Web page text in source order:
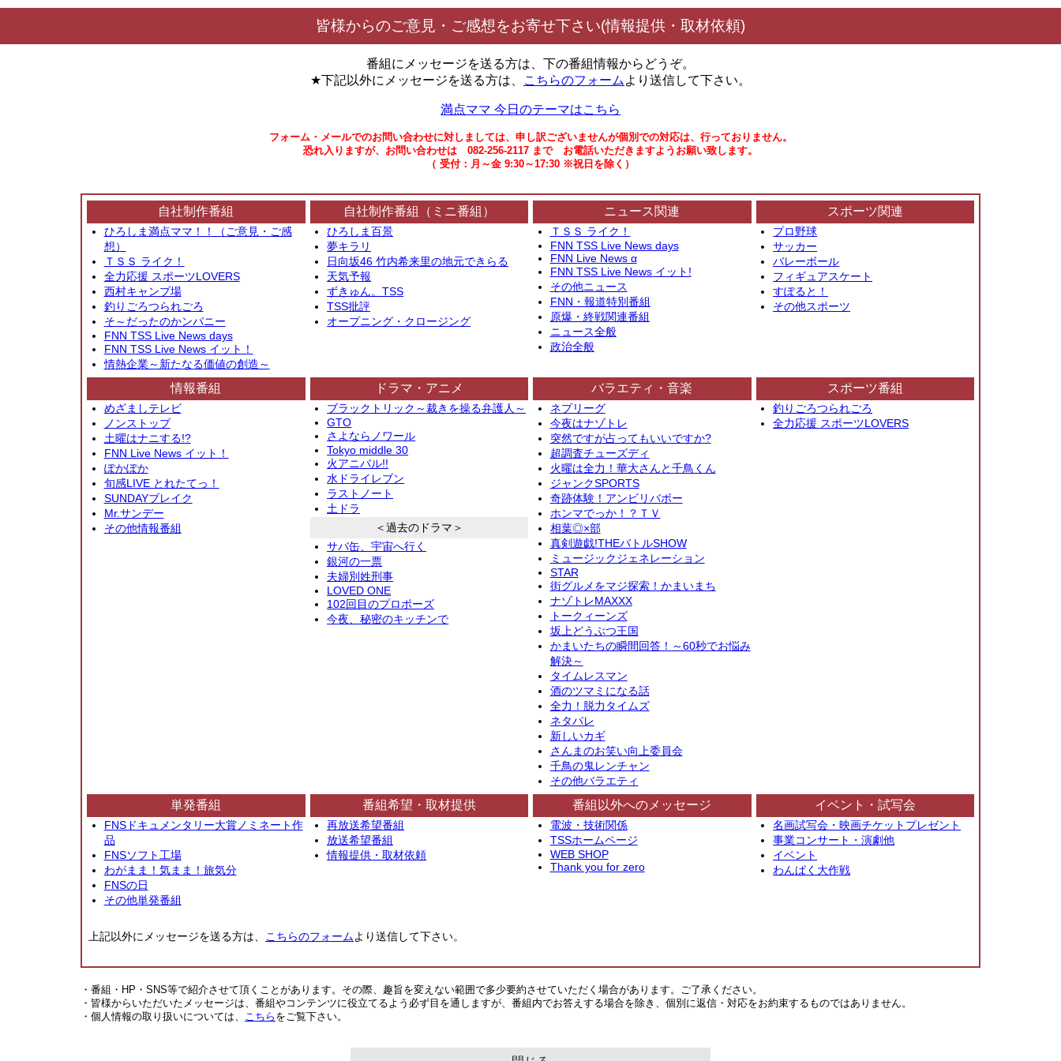
皆様からのご意見・ご感想をお寄せ下さい(情報提供・取材依頼)
番組にメッセージを送る方は、下の番組情報からどうぞ。
★下記以外にメッセージを送る方は、
こちらのフォーム より送信して下さい。
満点ママ 今日のテーマはこちら
フォーム・メールでのお問い合わせに対しましては、申し訳ございませんが個別での対応は、行っておりません。
恐れ入りますが、お問い合わせは 082-256-2117 まで お電話いただきますようお願い致します。
（ 受付：月～金 9:30～17:30 ※祝日を除く）
自社制作番組
ひろしま満点ママ！！（ご意見・ご感
想）
ＴＳＳ ライク！
全力応援 スポーツLOVERS
西村キャンプ場
釣りごろつられごろ
そ～だったのかンパニー
FNN TSS Live News days
FNN TSS Live News イット！
情熱企業～新たなる価値の創造～
自社制作番組（ミニ番組）
ひろしま百景
夢キラリ
日向坂46 竹内希来里の地元できらる
天気予報
ずきゅん。TSS
TSS批評
オープニング・クロージング
ニュース関連
ＴＳＳ ライク！
FNN TSS Live News days
FNN Live News α
FNN TSS Live News イット!
その他ニュース
FNN・報道特別番組
原爆・終戦関連番組
ニュース全般
政治全般
スポーツ関連
プロ野球
サッカー
バレーボール
フィギュアスケート
すぽると！
その他スポーツ
情報番組
めざましテレビ
ノンストップ
土曜はナニする!?
FNN Live News イット！
ぽかぽか
旬感LIVE とれたてっ！
SUNDAYブレイク
Mr.サンデー
その他情報番組
ドラマ・アニメ
ブラックトリック～裁きを操る弁護人～
GTO
さよならノワール
Tokyo middle 30
火アニバル!!
水ドライレブン
ラストノート
土ドラ
＜過去のドラマ＞
サバ缶、宇宙へ行く
銀河の一票
夫婦別姓刑事
LOVED ONE
102回目のプロポーズ
今夜、秘密のキッチンで
バラエティ・音楽
ネプリーグ
今夜はナゾトレ
突然ですが占ってもいいですか?
超調査チューズディ
火曜は全力！華大さんと千鳥くん
ジャンクSPORTS
奇跡体験！アンビリバボー
ホンマでっか！？ＴＶ
相葉◎×部
真剣遊戯!THEバトルSHOW
ミュージックジェネレーション
STAR
街グルメをマジ探索！かまいまち
ナゾトレMAXXX
トークィーンズ
坂上どうぶつ王国
かまいたちの瞬間回答！～60秒でお悩み
解決～
タイムレスマン
酒のツマミになる話
全力！脱力タイムズ
ネタパレ
新しいカギ
さんまのお笑い向上委員会
千鳥の鬼レンチャン
その他バラエティ
スポーツ番組
釣りごろつられごろ
全力応援 スポーツLOVERS
単発番組
FNSドキュメンタリー大賞ノミネート作
品
FNSソフト工場
わがまま！気まま！旅気分
FNSの日
その他単発番組
番組希望・取材提供
再放送希望番組
放送希望番組
情報提供・取材依頼
番組以外へのメッセージ
電波・技術関係
TSSホームページ
WEB SHOP
Thank you for zero
イベント・試写会
名画試写会・映画チケットプレゼント
事業コンサート・演劇他
イベント
わんぱく大作戦
上記以外にメッセージを送る方は、 こちらのフォームより送信して下さい。
・番組・HP・SNS等で紹介させて頂くことがあります。その際、趣旨を変えない範囲で多少要約させていただく場合があります。ご了承ください。
・皆様からいただいたメッセージは、番組やコンテンツに役立てるよう必ず目を通しますが、番組内でお答えする場合を除き、個別に返信・対応をお約束するものではありません。
・個人情報の取り扱いについては、
こちら をご覧下さい。